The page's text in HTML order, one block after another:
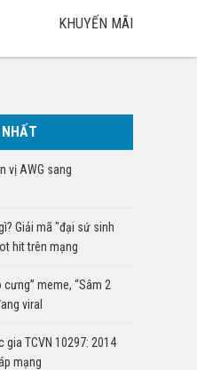
KHUYẾN MÃI
vị AWG sang
Giải mã "đại sứ sinh
hit trên mạng
cưng” meme, “Sâm 2
viral
gia TCVN 10297: 2014
mạng